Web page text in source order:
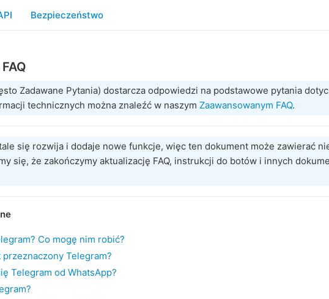
Bezpieczeństwo
Zadawane Pytania) dostarcza odpowiedzi na podstawowe pytania
technicznych można znaleźć w naszym Zaawansowanym FAQ.
się rozwija i dodaje nowe funkcje, więc ten dokument może zawierać
się, że zakończymy aktualizację FAQ, instrukcji do botów i innych
Co mogę nim robić?
przeznaczony Telegram?
Telegram od WhatsApp?